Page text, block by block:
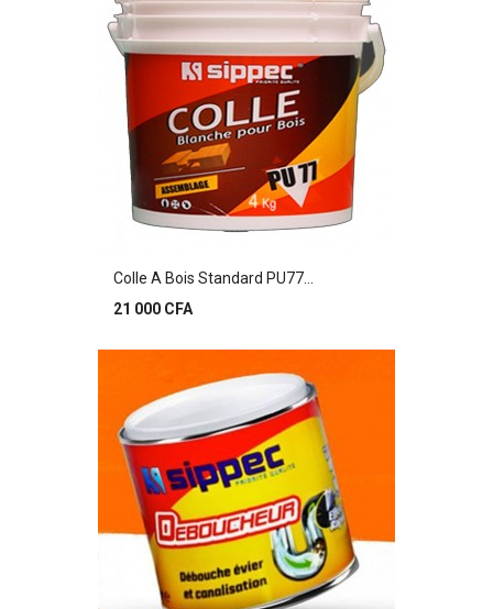
Colle A Bois Standard PU77...
Prix
21 000 CFA